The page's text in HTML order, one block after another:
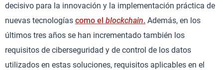
decisivo para la innovación y la implementación práctica de
nuevas tecnologías como el blockchain. Además, en los
últimos tres años se han incrementado también los
requisitos de ciberseguridad y de control de los datos
utilizados en estas soluciones, requisitos aplicables en el